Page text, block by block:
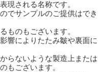
現される名称です。
でサンプルのご提供はでき
ものもございます。
響によりたたみ皺や裏面に
らないような製造上または
もございます。